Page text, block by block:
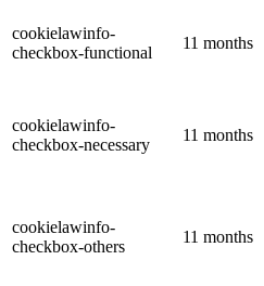
cookielawinfo-
checkbox-functional
11 months
cookielawinfo-
checkbox-necessary
11 months
cookielawinfo-
checkbox-others
11 months